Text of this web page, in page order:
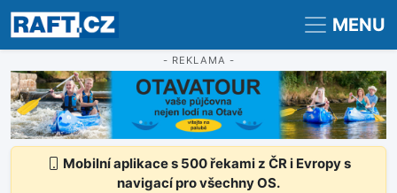
Registrace Přihlášení MENU
- REKLAMA -
Mobilní aplikace s 500 řekami z ČR i Evropy s
navigací pro všechny OS.